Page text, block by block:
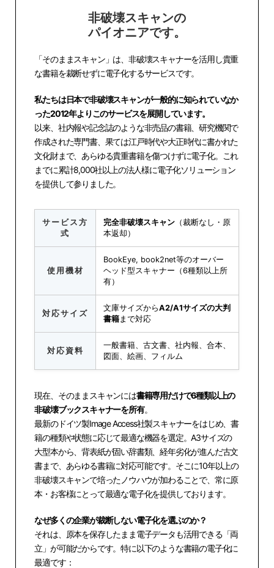
非破壊スキャンの
パイオニアです。
「そのままスキャン」は、非破壊スキャナーを活用し貴重
な書籍を裁断せずに電子化するサービスです。
私たちは日本で非破壊スキャンが一般的に知られていなか
った2012年よりこのサービスを展開しています。
以来、社内報や記念誌のような非売品の書籍、研究機関で
作成された専門書、果ては江戸時代や大正時代に書かれた
文化財まで、あらゆる貴重書籍を傷つけずに電子化。これ
までに累計8,000社以上の法人様に電子化ソリューション
を提供して参りました。
サービス方
式
完全非破壊スキャン （裁断なし・原
本返却）
使用機材
BookEye, book2net等のオーバー
ヘッド型スキャナー（6種類以上所
有）
対応サイズ
文庫サイズからA2/A1サイズの大判
書籍 まで対応
対応資料
一般書籍、古文書、社内報、合本、
図面、絵画、フィルム
現在、そのままスキャンには書籍専用だけで6種類以上の
非破壊ブックスキャナーを所有。
最新のドイツ製Image Access社製スキャナーをはじめ、書
籍の種類や状態に応じて最適な機器を選定。A3サイズの
大型本から、背表紙が固い辞書類、経年劣化が進んだ古文
書まで、あらゆる書籍に対応可能です。そこに10年以上の
非破壊スキャンで培ったノウハウが加わることで、常に原
本・お客様にとって最適な電子化を提供しております。
なぜ多くの企業が裁断しない電子化を選ぶのか？
それは、原本を保存したまま電子データも活用できる「両
立」が可能だからです。特に以下のような書籍の電子化に
最適です：